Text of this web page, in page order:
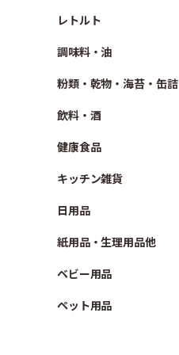
レトルト
調味料・油
粉類・乾物・海苔・缶詰
飲料・酒
健康食品
キッチン雑貨
日用品
紙用品・生理用品他
ベビー用品
ペット用品